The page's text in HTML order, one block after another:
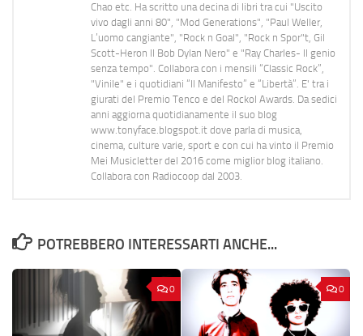
Chao etc. Ha scritto una decina di libri tra cui "Uscito
vivo dagli anni 80", "Mod Generations", "Paul Weller,
L’uomo cangiante", "Rock n Goal", "Rock n Spor"t, Gil
Scott-Heron Il Bob Dylan Nero" e "Ray Charles- Il genio
senza tempo". Collabora con i mensili “Classic Rock”,
"Vinile" e i quotidiani “Il Manifesto” e “Libertà”. E' tra i
giurati del Premio Tenco e del Rockol Awards. Da sedici
anni aggiorna quotidianamente il suo blog
www.tonyface.blogspot.it dove parla di musica,
cinema, culture varie, sport e con cui ha vinto il Premio
Mei Musicletter del 2016 come miglior blog italiano.
Collabora con Radiocoop dal 2003.
POTREBBERO INTERESSARTI ANCHE...
0 0